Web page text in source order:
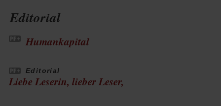
Editorial
Humankapital
Editorial
Liebe Leserin, lieber Leser,